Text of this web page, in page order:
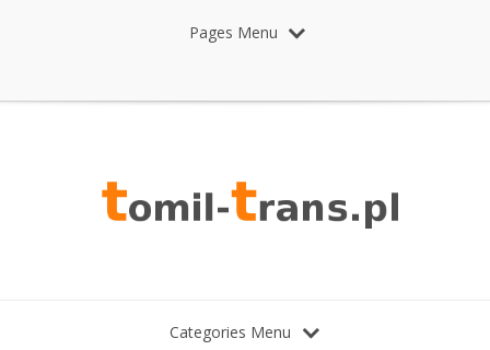
Pages Menu
Categories Menu